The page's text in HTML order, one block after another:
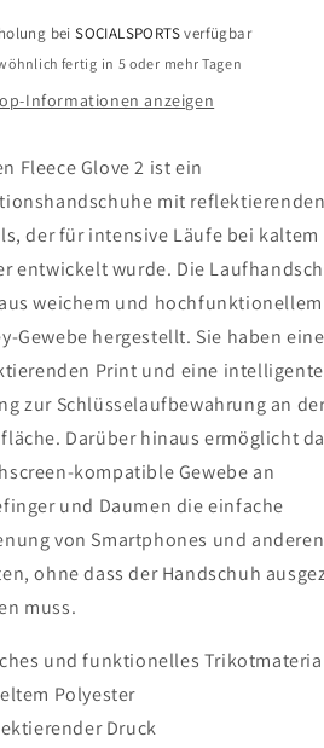
Handschuh
beiSOCIALSPORTSverfügbar
fertig in 5 oder mehr Tagen
Informationen anzeigen
Fleece Glove 2 ist ein
mit reflektierenden
der für intensive Läufe bei kaltem
entwickelt wurde. Die
weichem und hochfunktionellem
Gewebe hergestellt. Sie haben
Print und eine intelligente
zur Schlüsselaufbewahrung an
Darüber hinaus ermöglicht
kompatible Gewebe an
und Daumen die einfache
von Smartphones und anderen
ohne dass der Handschuh
muss.
und funktionelles
Polyester
Druck